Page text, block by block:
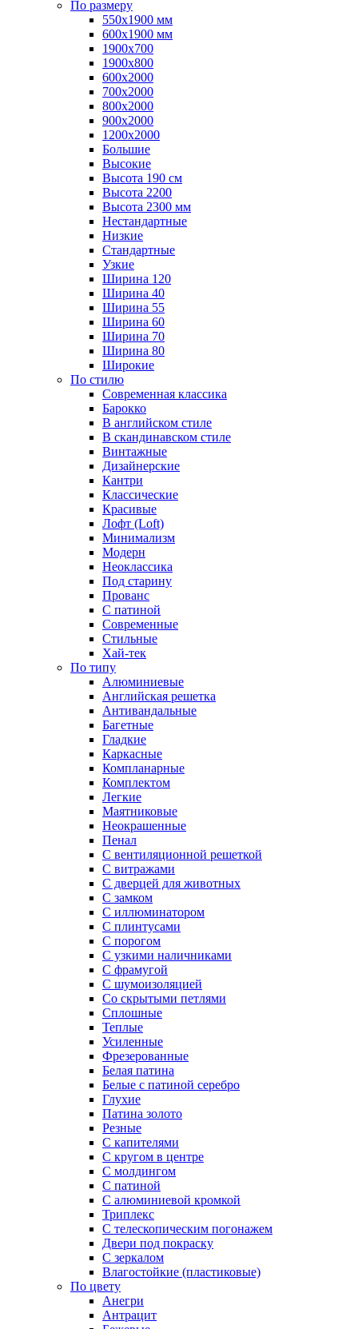
По размеру
550x1900 мм
600x1900 мм
1900х700
1900х800
600x2000
700x2000
800x2000
900x2000
1200х2000
Большие
Высокие
Высота 190 см
Высота 2200
Высота 2300 мм
Нестандартные
Низкие
Стандартные
Узкие
Ширина 120
Ширина 40
Ширина 55
Ширина 60
Ширина 70
Ширина 80
Широкие
По стилю
Cовременная классика
Барокко
В английском стиле
В скандинавском стиле
Винтажные
Дизайнерские
Кантри
Классические
Красивые
Лофт (Loft)
Минимализм
Модерн
Неоклассика
Под старину
Прованс
С патиной
Современные
Стильные
Хай-тек
По типу
Алюминиевые
Английская решетка
Антивандальные
Багетные
Гладкие
Каркасные
Компланарные
Комплектом
Легкие
Маятниковые
Неокрашенные
Пенал
С вентиляционной решеткой
С витражами
С дверцей для животных
С замком
С иллюминатором
С плинтусами
С порогом
С узкими наличниками
С фрамугой
С шумоизоляцией
Со скрытыми петлями
Сплошные
Теплые
Усиленные
Фрезерованные
Белая патина
Белые с патиной серебро
Глухие
Патина золото
Резные
С капителями
С кругом в центре
С молдингом
С патиной
С алюминиевой кромкой
Триплекс
С телескопическим погонажем
Двери под покраску
С зеркалом
Влагостойкие (пластиковые)
По цвету
Анегри
Антрацит